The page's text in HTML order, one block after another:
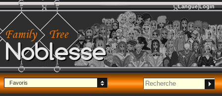
Noblesse
Langue Login
Favoris